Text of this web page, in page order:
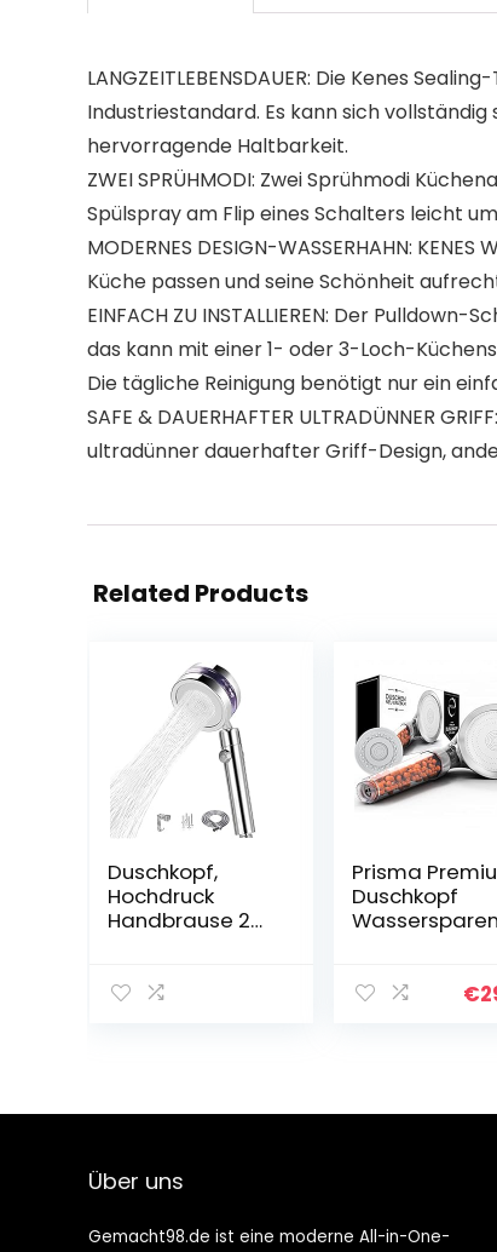
LANGZEITLEBENSDAUER: Die Kenes
Industriestandard. Es kann sich
hervorragende Haltbarkeit.
ZWEI SPRÜHMODI: Zwei Sprühmodi
Spülspray am Flip eines Schalters leicht
MODERNES DESIGN-WASSERHAHN:
Küche passen und seine Schönheit
EINFACH ZU INSTALLIEREN: Der
das kann mit einer 1- oder 3-Loch-
Die tägliche Reinigung benötigt nur ein
SAFE & DAUERHAFTER ULTRADÜNNER
ultradünner dauerhafter Griff-Design,
Related Products
Duschkopf,
Hochdruck
Handbrause 2
und 1.5M
Duschkopf
n
Prisma
Duschkopf
€
Über uns
Gemacht98.de ist eine moderne All-in-One-